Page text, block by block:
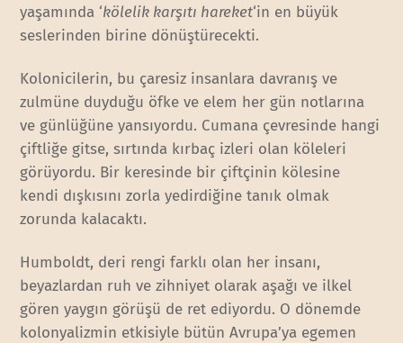
yaşamında ‘kölelik karşıtı hareket‘in en büyük
seslerinden birine dönüştürecekti.
Kolonicilerin, bu çaresiz insanlara davranış ve
zulmüne duyduğu öfke ve elem her gün notlarına
ve günlüğüne yansıyordu. Cumana çevresinde hangi
çiftliğe gitse, sırtında kırbaç izleri olan köleleri
görüyordu. Bir keresinde bir çiftçinin kölesine
kendi dışkısını zorla yedirdiğine tanık olmak
zorunda kalacaktı.
Humboldt, deri rengi farklı olan her insanı,
beyazlardan ruh ve zihniyet olarak aşağı ve ilkel
gören yaygın görüşü de ret ediyordu. O dönemde
kolonyalizmin etkisiyle bütün Avrupa’ya egemen